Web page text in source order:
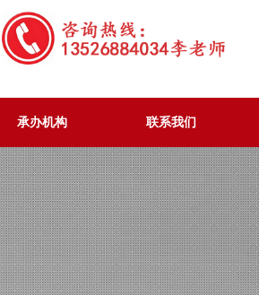
承办机构 联系我们